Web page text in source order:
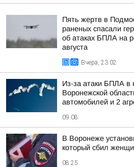
Пять жертв в
раненых спасали
об атаках БПЛА на
августа
Вчера, 23:02
Из-за атаки БПЛА в
Воронежской
автомобилей и 2
09:08
В Воронеже
который сбил
08:25